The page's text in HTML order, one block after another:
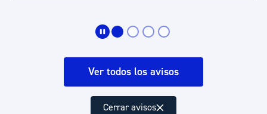
Ver todos los avisos
Cerrar avisos